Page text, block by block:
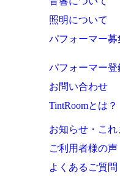
照明について
パフォーマー募
パフォーマー
お問い合わせ
TintRoomとは？
お知らせ・こ
ご利用者様の声
よくあるご質問